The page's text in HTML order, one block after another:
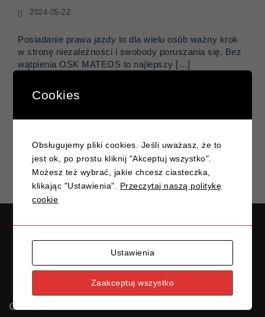
2024-05-22
Posiadanie prawa jazdy to dla wielu osób ważny krok
w stronę niezależności i swobody poruszania się. Bez
wątpienia OSK MATEOS to najlepszy […]
OSK MATEOS
Cookies
Obsługujemy pliki cookies. Jeśli uważasz, że to
jest ok, po prostu kliknij "Akceptuj wszystko".
Możesz też wybrać, jakie chcesz ciasteczka,
klikając "Ustawienia". Przeczytaj naszą politykę
cookie
Ustawienia
Zaakceptuj wszystko